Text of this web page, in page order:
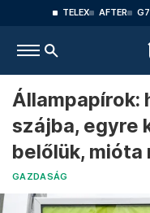
TELEX AFTER G7
Állampapírok:
szájba, egyre
belőlük,
GAZDASÁG